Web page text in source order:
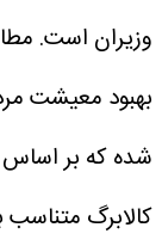
وزیران است.
کالابرگ